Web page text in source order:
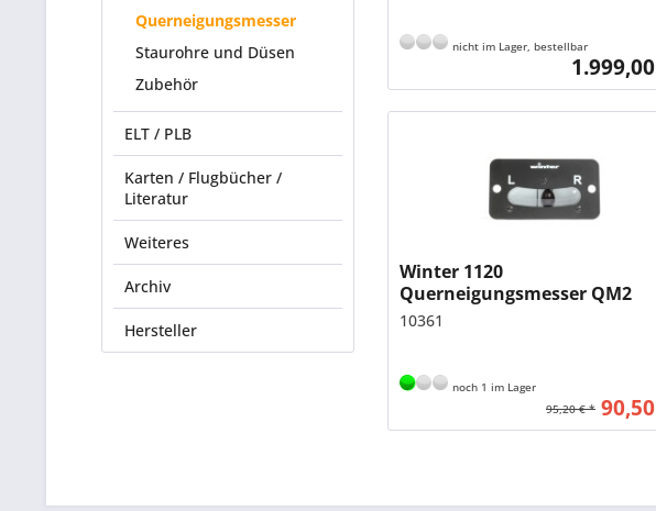
Querneigungsmesser
Staurohre und Düsen
Zubehör
ELT / PLB
Karten / Flugbücher /
Literatur
Weiteres
Archiv
Hersteller
nicht im Lager, bestellbar
Winter 1120
Querneigungsmesser QM2
10361
noch 1 im Lager
95,20 € *